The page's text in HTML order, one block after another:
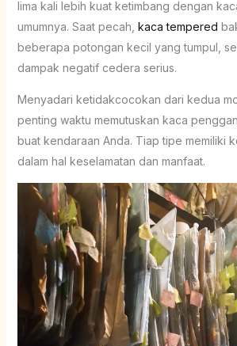
lima kali lebih kuat ketimbang dengan
umumnya. Saat pecah, kaca tempered
beberapa potongan kecil yang tumpul,
dampak negatif cedera serius.
Menyadari ketidakcocokan dari kedua
penting waktu memutuskan kaca
buat kendaraan Anda. Tiap tipe memiliki
dalam hal keselamatan dan manfaat.